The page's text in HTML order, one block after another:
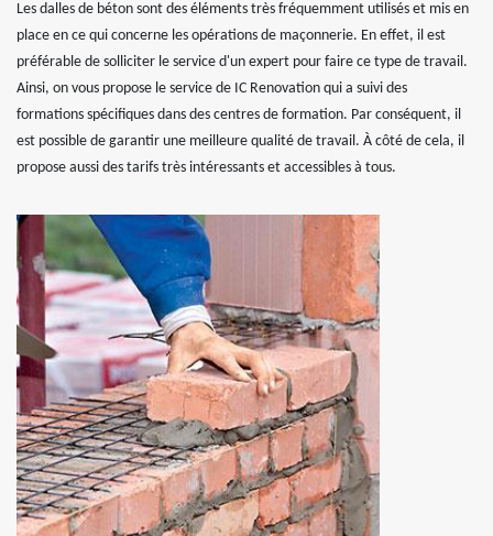
Les dalles de béton sont des éléments très fréquemment utilisés et mis en
place en ce qui concerne les opérations de maçonnerie. En effet, il est
préférable de solliciter le service d'un expert pour faire ce type de travail.
Ainsi, on vous propose le service de IC Renovation qui a suivi des
formations spécifiques dans des centres de formation. Par conséquent, il
est possible de garantir une meilleure qualité de travail. À côté de cela, il
propose aussi des tarifs très intéressants et accessibles à tous.